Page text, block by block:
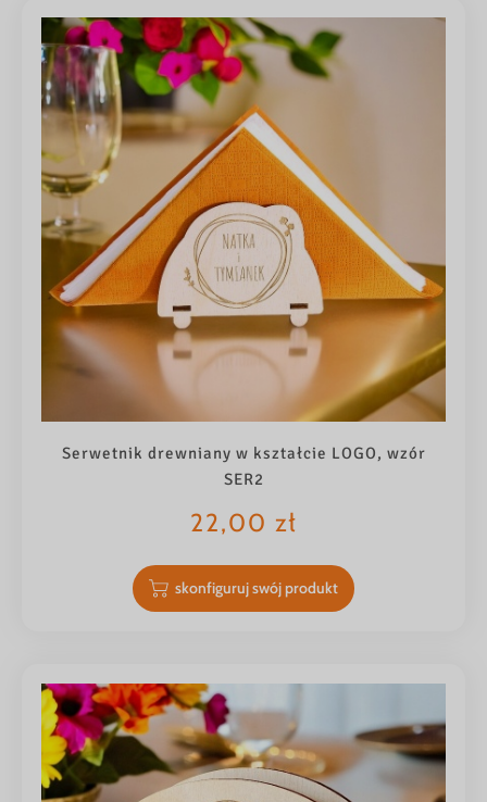
Serwetnik drewniany w kształcie LOGO, wzór
SER2
22,00 zł
skonfiguruj swój produkt